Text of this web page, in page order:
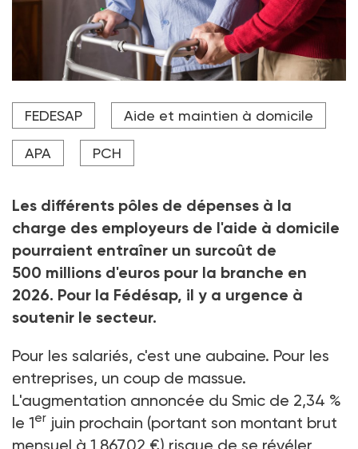
Surcoûts non compensés : une situation jugée
financièrement intenable pour la Fédésap.
Crédit photo Photographee.eu - stock.adobe.co
FEDESAP Aide et maintien à domicile
APA PCH
Les différents pôles de dépenses à la
charge des employeurs de l'aide à domicile
pourraient entraîner un surcoût de
500 millions d'euros pour la branche en
2026. Pour la Fédésap, il y a urgence à
soutenir le secteur.
Pour les salariés, c'est une aubaine. Pour les
entreprises, un coup de massue.
L'augmentation annoncée du Smic de 2,34 %
le 1er juin prochain (portant son montant brut
mensuel à 1 867,02 €) risque de se révéler